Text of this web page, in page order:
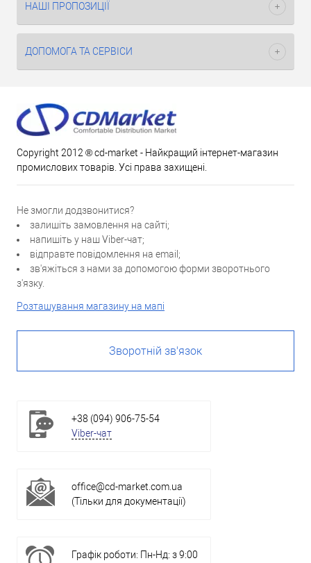
НАШІ ПРОПОЗИЦІЇ
ДОПОМОГА ТА СЕРВІСИ
Copyright 2012 ® cd-market - Найкращий інтернет-магазин
промислових товарів. Усі права захищені.
Не змогли додзвонитися?
залишіть замовлення на сайті;
напишіть у наш Viber-чат;
відправте повідомлення на email;
зв'яжіться з нами за допомогою форми зворотнього
з'язку.
Розташування магазину на мапі
Зворотній зв'язок
+38 (094) 906-75-54
Viber-чат
office@cd-market.com.ua
(Тільки для документації)
Графік роботи: Пн-Нд: з 9:00